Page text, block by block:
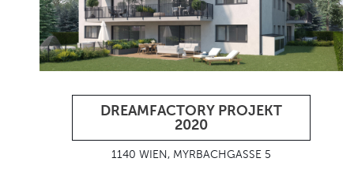
DREAMFACTORY PROJEKT
2020
1140 WIEN, MYRBACHGASSE 5